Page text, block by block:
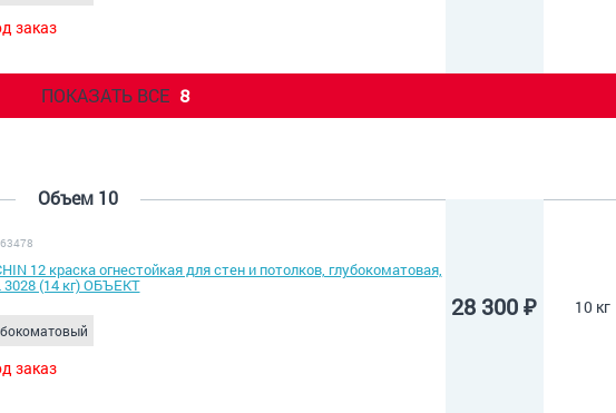
заказ
ПОКАЗАТЬ ВСЕ 8
Объем 10
12 краска огнестойкая для стен и потолков, глубокоматовая,
3028 (14 кг) ОБЪЕКТ
заказ
28 300 ₽ 10 кг